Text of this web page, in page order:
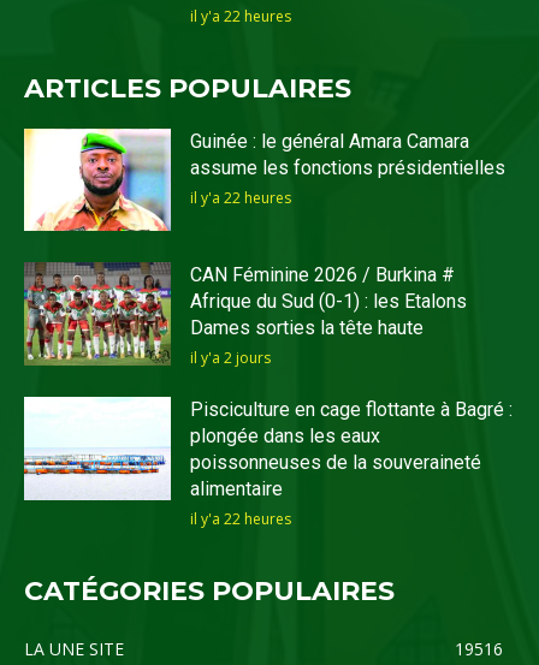
il y'a 22 heures
ARTICLES POPULAIRES
Guinée : le général Amara Camara
assume les fonctions présidentielles
il y'a 22 heures
CAN Féminine 2026 / Burkina #
Afrique du Sud (0-1) : les Etalons
Dames sorties la tête haute
il y'a 2 jours
Pisciculture en cage flottante à Bagré :
plongée dans les eaux
poissonneuses de la souveraineté
alimentaire
il y'a 22 heures
CATÉGORIES POPULAIRES
LA UNE SITE
19516